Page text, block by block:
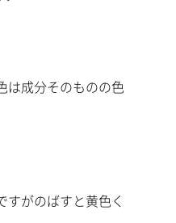
は成分そのものの色
がのばすと黄色く